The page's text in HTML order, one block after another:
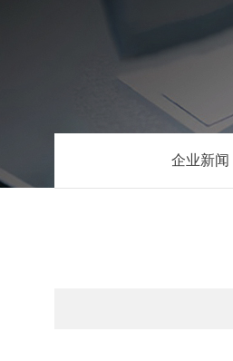
企业新闻